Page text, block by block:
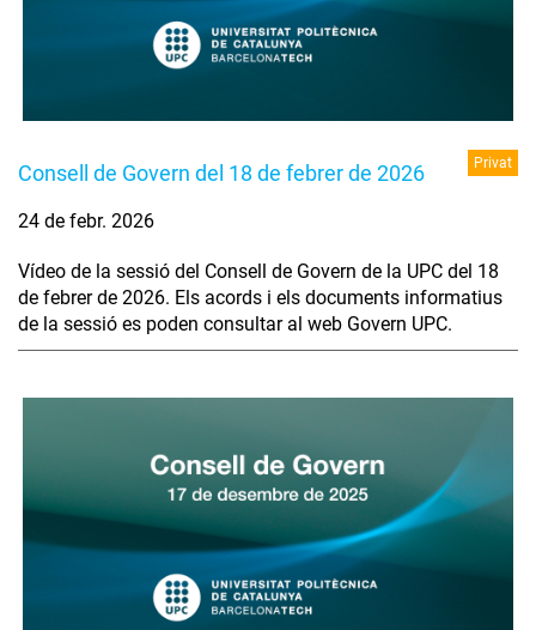
Consell de Govern del 18 de febrer de 2026 Privat
24 de febr. 2026
Vídeo de la sessió del Consell de Govern de la UPC del 18
de febrer de 2026. Els acords i els documents informatius
de la sessió es poden consultar al web Govern UPC.